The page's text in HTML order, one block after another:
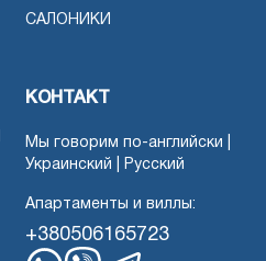
САЛОНИКИ
КОНТАКТ
Мы говорим по-английски |
Украинский | Русский
Апартаменты и виллы:
+380506165723